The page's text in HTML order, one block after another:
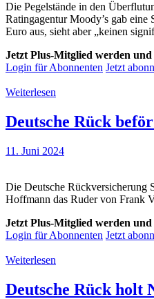
Die Pegelstände in den
Ratingagentur Moody’s gab
Euro aus, sieht aber „keinen
Jetzt Plus-Mitglied werden
Login für Abonnenten Jetzt
Weiterlesen
Deutsche Rück
11. Juni 2024
Die Deutsche Rückversicherung
Hoffmann das Ruder von Frank
Jetzt Plus-Mitglied werden
Login für Abonnenten Jetzt
Weiterlesen
Deutsche Rück holt